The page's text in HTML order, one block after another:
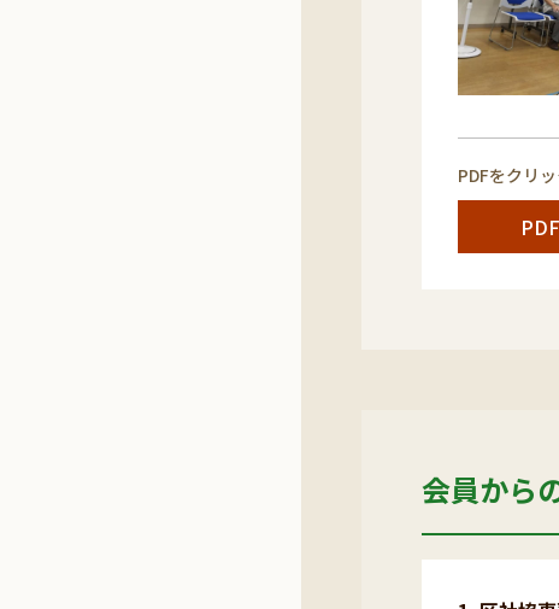
PDFをクリ
PDF
会員から